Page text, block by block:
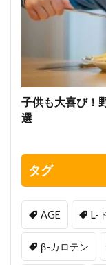
子供も大喜び！
選
タグ
AGE L-
β-カロテン